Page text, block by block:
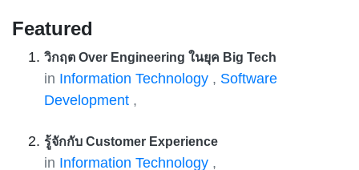
Featured
วิกฤต Over Engineering ในยุค Big Tech
in Information Technology , Software
Development ,
รู้จักกับ Customer Experience
in Information Technology ,